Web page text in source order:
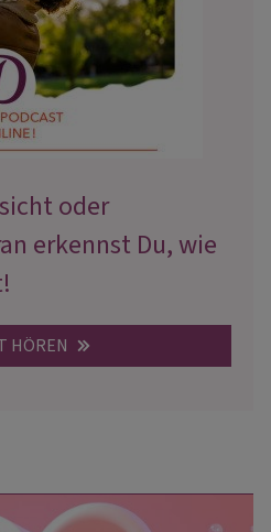
oder
erkennst Du, wie
HÖREN